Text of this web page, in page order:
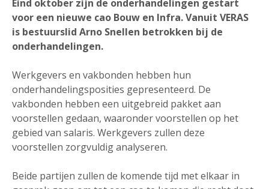
Eind oktober zijn de onderhandelingen gestart
voor een nieuwe cao Bouw en Infra. Vanuit VERAS
is bestuurslid Arno Snellen betrokken bij de
onderhandelingen.
Werkgevers en vakbonden hebben hun
onderhandelingsposities gepresenteerd. De
vakbonden hebben een uitgebreid pakket aan
voorstellen gedaan, waaronder voorstellen op het
gebied van salaris. Werkgevers zullen deze
voorstellen zorgvuldig analyseren.
Beide partijen zullen de komende tijd met elkaar in